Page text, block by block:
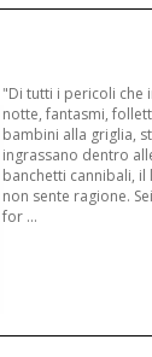
"Di tutti i pericoli che
notte, fantasmi,
bambini alla griglia,
ingrassano dentro
banchetti cannibali,
non sente ragione.
for ...